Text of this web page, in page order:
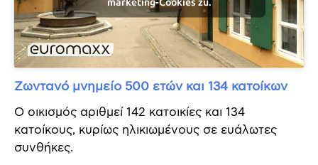
Ζωντανό μνημείο 500 ετών και 134 κατοίκων
Ο οικισμός αριθμεί 142 κατοικίες και 134
κατοίκους, κυρίως ηλικιωμένους σε ευάλωτες
συνθήκες.